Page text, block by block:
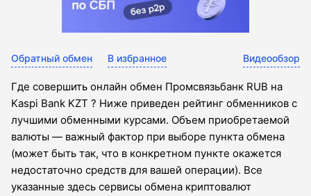
Обратный обмен В избранное Видеообзор
Где совершить онлайн обмен Промсвязьбанк RUB на
Kaspi Bank KZT ? Ниже приведен рейтинг обменников с
лучшими обменными курсами. Объем приобретаемой
валюты — важный фактор при выборе пункта обмена
(может быть так, что в конкретном пункте окажется
недостаточно средств для вашей операции). Все
указанные здесь сервисы обмена криптовалют